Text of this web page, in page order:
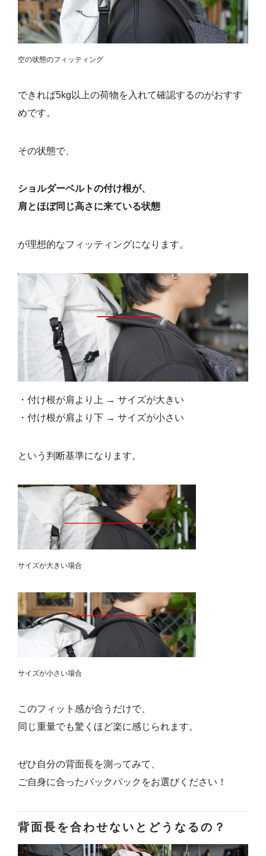
空の状態のフィッティング
できれば5kg以上の荷物を入れて確認するのがおすす
めです。
その状態で、
ショルダーベルトの付け根が、
肩とほぼ同じ高さに来ている状態
が理想的なフィッティングになります。
・付け根が肩より上 → サイズが大きい
・付け根が肩より下 → サイズが小さい
という判断基準になります。
サイズが大きい場合
サイズが小さい場合
このフィット感が合うだけで、
同じ重量でも驚くほど楽に感じられます。
ぜひ自分の背面長を測ってみて、
ご自身に合ったバックパックをお選びください！
背面長を合わせないとどうなるの？